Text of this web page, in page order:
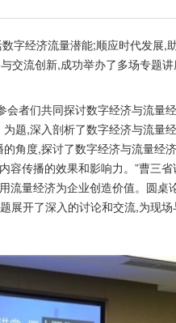
字经济流量潜能;顺应时代发
交流创新,成功举办了多场专题
者们共同探讨数字经济与流量
题,深入剖析了数字经济与流量
角度,探讨了数字经济与流量经
传播的效果和影响力。”曹三
流量经济为企业创造价值。圆桌
开了深入的讨论和交流,为现场